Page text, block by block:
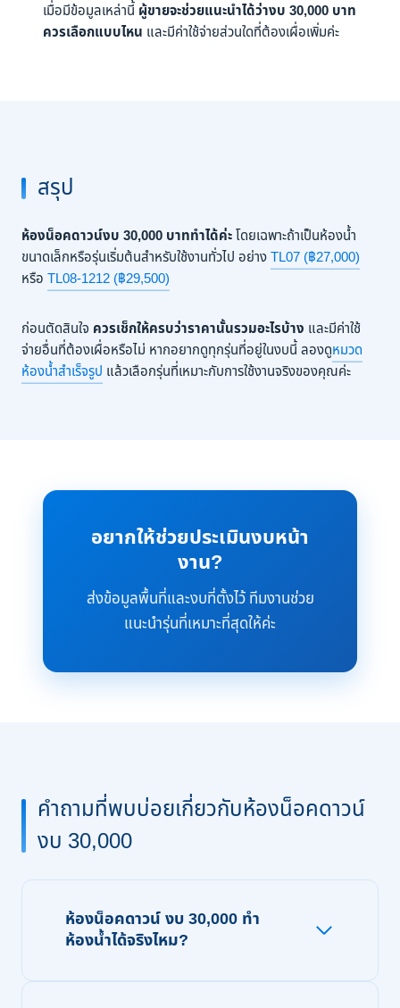
เมื่อมีข้อมูลเหล่านี้ ผู้ขายจะช่วยแนะนำได้ว่างบ 30,000 บาท
ควรเลือกแบบไหน และมีค่าใช้จ่ายส่วนใดที่ต้องเผื่อเพิ่มค่ะ
สรุป
ห้องน็อคดาวน์งบ 30,000 บาททำได้ค่ะโดยเฉพาะถ้าเป็นห้องน้ำ
ขนาดเล็กหรือรุ่นเริ่มต้นสำหรับใช้งานทั่วไป อย่างTL07 (฿27,000)
หรือ TL08-1212 (฿29,500)
ก่อนตัดสินใจ ควรเช็กให้ครบว่าราคานั้นรวมอะไรบ้าง และมีค่าใช้
จ่ายอื่นที่ต้องเผื่อหรือไม่ หากอยากดูทุกรุ่นที่อยู่ในงบนี้ ลองดูหมวด
ห้องน้ำสำเร็จรูป แล้วเลือกรุ่นที่เหมาะกับการใช้งานจริงของคุณค่ะ
อยากให้ช่วยประเมินงบหน้า
งาน?
ส่งข้อมูลพื้นที่และงบที่ตั้งไว้ ทีมงานช่วย
แนะนำรุ่นที่เหมาะที่สุดให้ค่ะ
คำถามที่พบบ่อยเกี่ยวกับห้องน็อคดาวน์
งบ 30,000
ห้องน็อคดาวน์ งบ 30,000 ทำ
ห้องน้ำได้จริงไหม?